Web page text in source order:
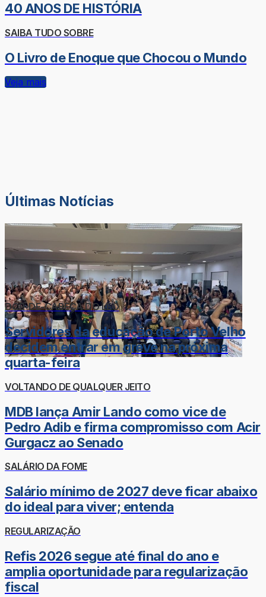
40 ANOS DE HISTÓRIA
SAIBA TUDO SOBRE
O Livro de Enoque que Chocou o Mundo
Veja mais
Últimas Notícias
DOR-DE-CABEÇA DO LÉO
Servidores da educação de Porto Velho
decidem entrar em greve na próxima
quarta-feira
VOLTANDO DE QUALQUER JEITO
MDB lança Amir Lando como vice de
Pedro Adib e firma compromisso com Acir
Gurgacz ao Senado
SALÁRIO DA FOME
Salário mínimo de 2027 deve ficar abaixo
do ideal para viver; entenda
REGULARIZAÇÃO
Refis 2026 segue até final do ano e
amplia oportunidade para regularização
fiscal